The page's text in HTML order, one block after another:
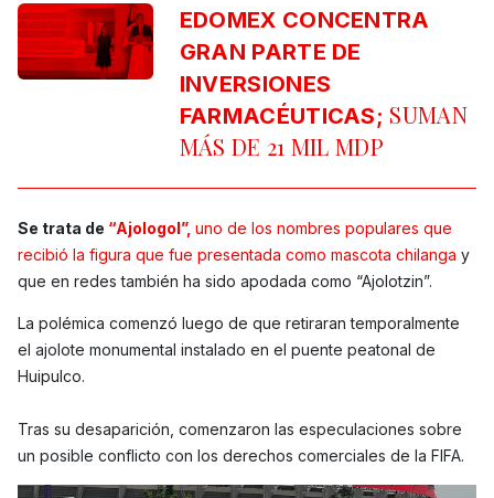
EDOMEX CONCENTRA
GRAN PARTE DE
INVERSIONES
FARMACÉUTICAS; SUMAN
MÁS DE 21 MIL MDP
Se trata de “Ajologol”, uno de los nombres populares que
recibió la figura que fue presentada como mascota chilanga y
que en redes también ha sido apodada como “Ajolotzin”.
La polémica comenzó luego de que retiraran temporalmente
el ajolote monumental instalado en el puente peatonal de
Huipulco.
Tras su desaparición, comenzaron las especulaciones sobre
un posible conflicto con los derechos comerciales de la FIFA.